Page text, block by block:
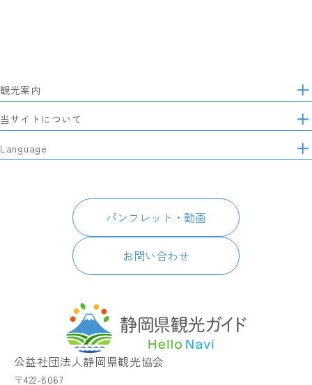
サ
イ
ト
マ
ッ
プ
観光案内
特集
モデルコース
当サイトについて
静岡県観光協会について
パンフレット・動画
Language
パンフレット・動画
お問い合わせ
公益社団法人静岡県観光協会
〒422-8067